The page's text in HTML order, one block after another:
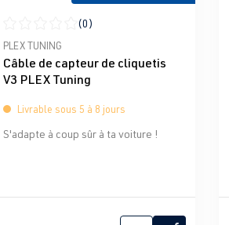
Note moyenne de 0 sur 5 étoiles
(0)
PLEX TUNING
Câble de capteur de cliquetis
V3 PLEX Tuning
Livrable sous 5 à 8 jours
S'adapte à coup sûr à ta voiture !